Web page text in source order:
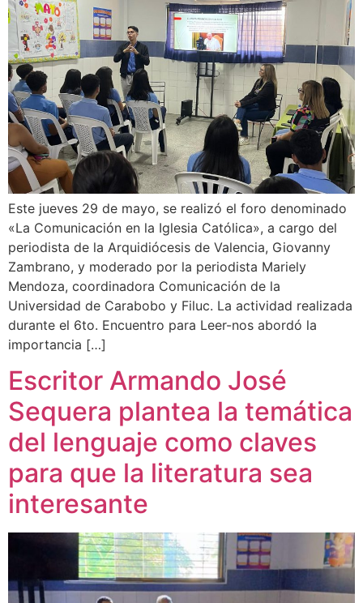
Este jueves 29 de mayo, se realizó el foro denominado
«La Comunicación en la Iglesia Católica», a cargo del
periodista de la Arquidiócesis de Valencia, Giovanny
Zambrano, y moderado por la periodista Mariely
Mendoza, coordinadora Comunicación de la
Universidad de Carabobo y Filuc. La actividad realizada
durante el 6to. Encuentro para Leer-nos abordó la
importancia […]
Escritor Armando José
Sequera plantea la temática
del lenguaje como claves
para que la literatura sea
interesante